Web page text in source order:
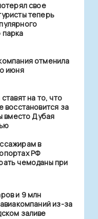
свое
теперь
парка
отменила
июня
на то, что
восстановится за
вместо Дубая
в
РФ
чемоданы при
и 9 млн
из-за
заливе